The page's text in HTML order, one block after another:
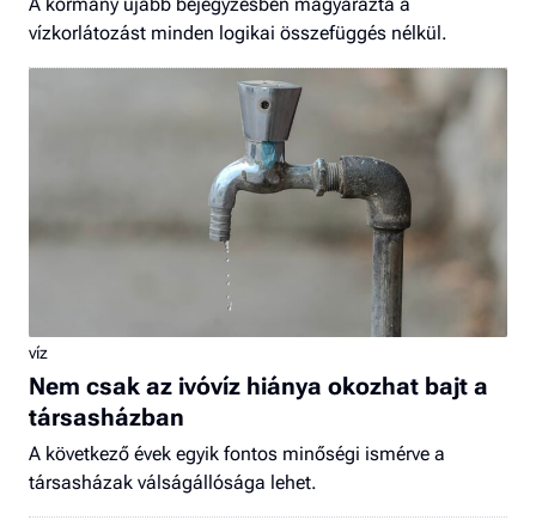
vízkorlátozást minden logikai összefüggés nélkül.
víz
Nem csak az ivóvíz hiánya okozhat bajt a
társasházban
A következő évek egyik fontos minőségi ismérve a
társasházak válságállósága lehet.